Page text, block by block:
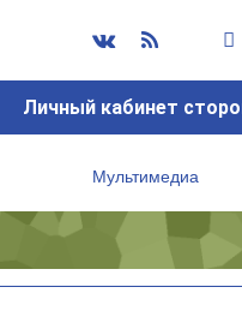
Личный кабинет
Мультимедиа